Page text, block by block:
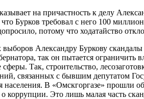
на причастность к делу
что Бурков требовал с него 100
потому что ходатайство
выборов Александру Буркову
так он пытается
Так, строительство,
связанных с бывшим депутатом
населения. В «Омскгоргазе» прошли
коррупции. Это лишь малая часть